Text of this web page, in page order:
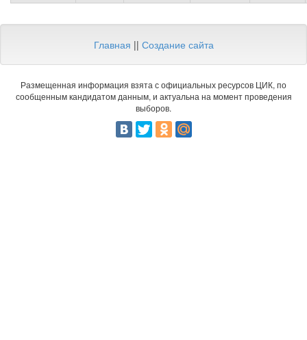
Главная || Создание сайта
Размещенная информация взята с официальных ресурсов ЦИК, по
сообщенным кандидатом данным, и актуальна на момент проведения
выборов.